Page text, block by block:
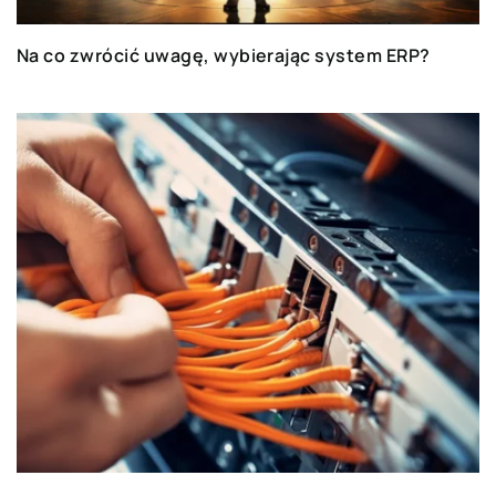
dedykowanych dla dealerów i producentów
automotive
Na Tech-Blogu piszemy o tematach ważnych dla
branży: budowaniu relacji z klientami,
sposobach dotarcia do nich, nadchodzących
zmianach w przemyśle, łańcuchach dostaw,
planowaniu produkcji czy systemach
gwarancyjnych.
Atlassian
Wspieramy rozwój firm nie tylko od zewnątrz, ale
również wewnątrz.Oprogramowanie firmy
Atlassiandla większych i mniejszych
organizacji usprawnia pracę zespołów
Na co zwrócić uwagę, wybierając system ERP?